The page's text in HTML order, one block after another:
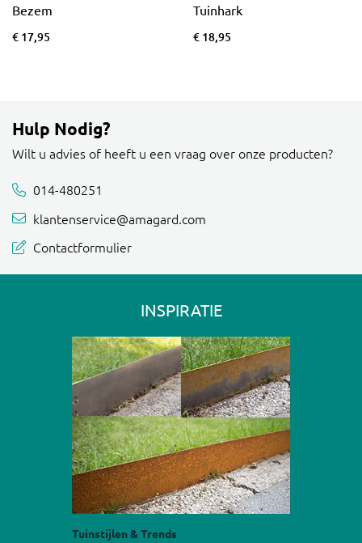
Bezem
€ 17,95
Tuinhark
€ 18,95
Hulp Nodig?
Wilt u advies of heeft u een vraag over onze producten?
014-480251
klantenservice@amagard.com
Contactformulier
INSPIRATIE
Tuinstijlen & Trends